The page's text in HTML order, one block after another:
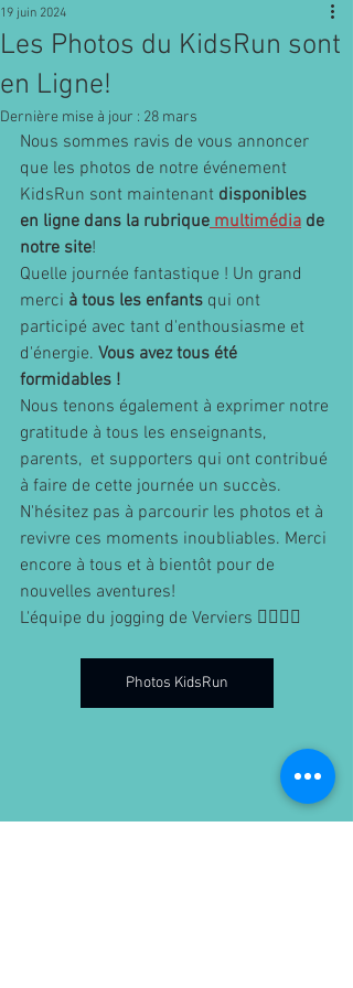
Les Photos du KidsRun sont
en Ligne!
19 juin 2024
Dernière mise à jour : 28 mars
Nous sommes ravis de vous annoncer
que les photos de notre événement
KidsRun sont maintenant disponibles
en ligne dans la rubrique multimédia de
notre site!
Quelle journée fantastique ! Un grand
merci à tous les enfants qui ont
participé avec tant d'enthousiasme et
d'énergie. Vous avez tous été
formidables !
Nous tenons également à exprimer notre
gratitude à tous les enseignants,
parents,  et supporters qui ont contribué
à faire de cette journée un succès.
N'hésitez pas à parcourir les photos et à
revivre ces moments inoubliables. Merci
encore à tous et à bientôt pour de
nouvelles aventures!
L'équipe du jogging de Verviers 🏃‍♂️🏃‍♀️
Photos KidsRun